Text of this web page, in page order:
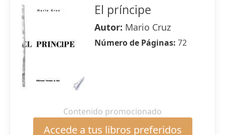
El príncipe
Autor: Mario Cruz
Número de Páginas: 72
Contenido promocionado
Accede a tus libros preferidos